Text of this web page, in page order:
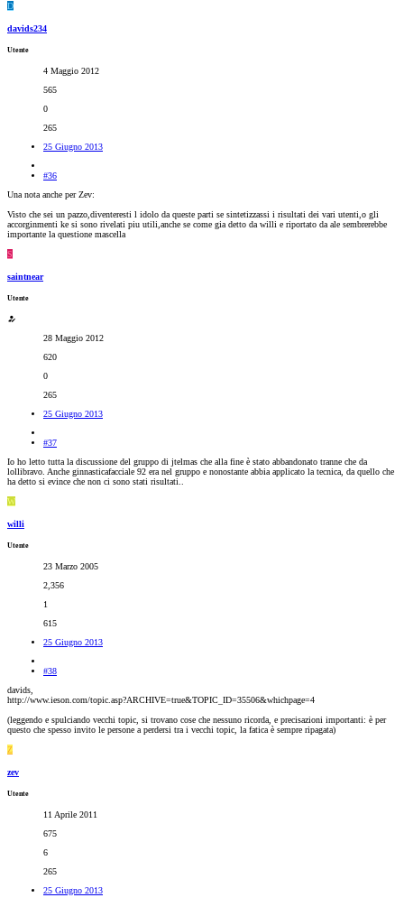
D
davids234
Utente
4 Maggio 2012
565
0
265
25 Giugno 2013
#36
Una nota anche per Zev:
Visto che sei un pazzo,diventeresti l idolo da queste parti se sintetizzassi i risultati dei vari utenti,o gli
accorginmenti ke si sono rivelati piu utili,anche se come gia detto da willi e riportato da ale sembrerebbe
importante la questione mascella
S
saintnear
Utente
28 Maggio 2012
620
0
265
25 Giugno 2013
#37
Io ho letto tutta la discussione del gruppo di jtelmas che alla fine è stato abbandonato tranne che da
lollibravo. Anche ginnasticafacciale 92 era nel gruppo e nonostante abbia applicato la tecnica, da quello che
ha detto si evince che non ci sono stati risultati..
W
willi
Utente
23 Marzo 2005
2,356
1
615
25 Giugno 2013
#38
davids,
http://www.ieson.com/topic.asp?ARCHIVE=true&TOPIC_ID=35506&whichpage=4
(leggendo e spulciando vecchi topic, si trovano cose che nessuno ricorda, e precisazioni importanti: è per
questo che spesso invito le persone a perdersi tra i vecchi topic, la fatica è sempre ripagata)
Z
zev
Utente
11 Aprile 2011
675
6
265
25 Giugno 2013